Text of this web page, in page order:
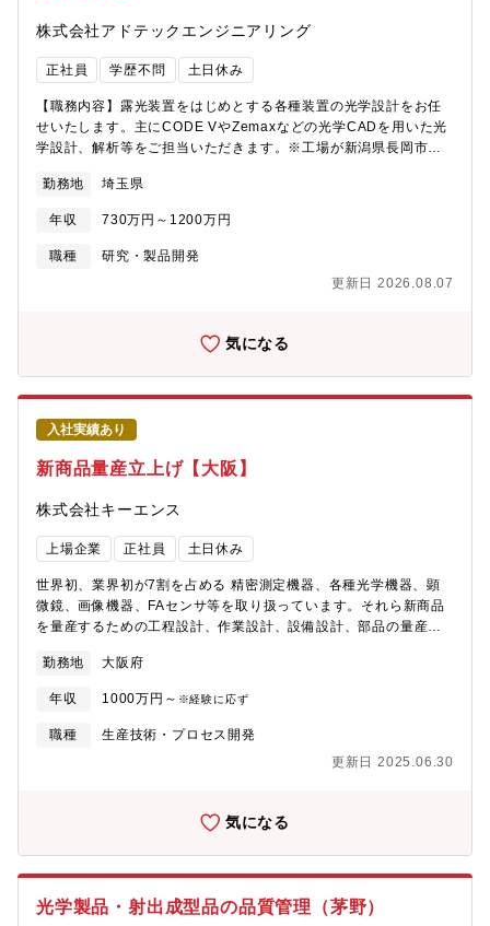
ます。＜魅力＞・自由度が高いいわゆるトップダウンなどはな
く、働きやすい環境に魅力を感じて入社を決めた方々が多数で
す。残業も平均10時間以下で柔軟な働き方ができます。・働き方
るためフレキシブルな働き方が可能です。社員のWLBを大切にす
る社風があります。
株式会社アドテックエンジニアリング
正社員 学歴不問 土日休み
【職務内容】露光装置をはじめとする各種装置の光学設計をお任
せいたします。主にCODE VやZemaxなどの光学CADを用いた光
学設計、解析等をご担当いただきます。※工場が新潟県長岡市に
で従業員数が2倍になり、コロナ禍でも過去最高売上を達成。工場
も2拠点増やしたばかりの成長フェーズです。生産能力の工場、事
業拡大に伴い、エンジニア職を募集しております。【魅力ポイン
ト】60歳が定年となりますが、65歳までは嘱託社員として正社員
ます。現在60代後半の方も活躍されているポジションです。【同
100％子会社の産業用自動化装置メーカーです。・主に産業用自動
化装置の企画／設計／製造／販売／保守を一貫して行っていま
す。・創業以来、400種を超える装置を産み出してきましたが、主
力製品は、今や電化製品には必ず組み込まれている「プリント基
板」の製造工程で必要となる「自動露光装置」で、世界トップシ
ェアを誇ります。・これまでに開発した装置は400種類以上。中で
も主力製品の「プリント基板用自動露光装置」は市場からの高い
評価により、販売シェアを拡大中です。・高い技術力、徹底した
顧客志向と品質へのこだわりとが産み出す独創的な製品は、多く
のお客様から高い評価を頂いております。
勤務地 埼玉県
年収 730万円～1200万円
職種
研究・製品開発
更新日 2026.08.07
気になる
入社実績あり
新商品量産立上げ【大阪】
株式会社キーエンス
上場企業 正社員 土日休み
世界初、業界初が7割を占める 精密測定機器、各種光学機器、顕
微鏡、画像機器、FAセンサ等を取り扱っています。それら新商品
を量産するための工程設計、作業設計、設備設計、部品の量産立
連の生産工程の立上に責任を持ちます。弊社はファブレスです
が、重要な量産技術は社内に保持しており、生産設備は自社で開
発しています。【やりがい】・新商品の設計段階から、製造委託
先での量産化、商品出荷までの幅広い業務に 携わることが出来
先、部品メーカ各社と連携 しながら仕事を進めていくことがで
に直接携わることができます。・会社成長に伴う生産規模の拡大
に応えるため、作業の自動化をはじめとする生産 方法の変化が
急ピッチに進む中で業務に携わることができます。メッセージ
【キャリアパス】・新商品の工程設計から製造現場立上を行う担
当としてだけでなく、量産化 プロジェクトを取りまとめるリー
ダーなども適性に応じて歩んでいくことが 可能です。【メッセ
勤務地 大阪府
年収 1000万円～ ※経験に応ず
職種
生産技術・プロセス開発
更新日 2025.06.30
気になる
光学製品・射出成型品の品質管理（茅野）